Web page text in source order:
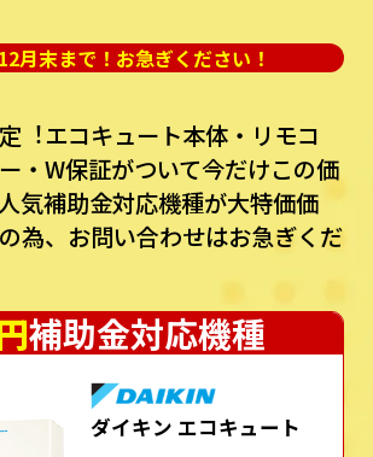
月末まで！お急ぎください！
︕エコキュート本体・リモコ
・W保証がついて今だけこの価
気補助⾦対応機種が⼤特価価
為、お問い合わせはお急ぎくだ
補助金対応機種
ダイキン エコキュート